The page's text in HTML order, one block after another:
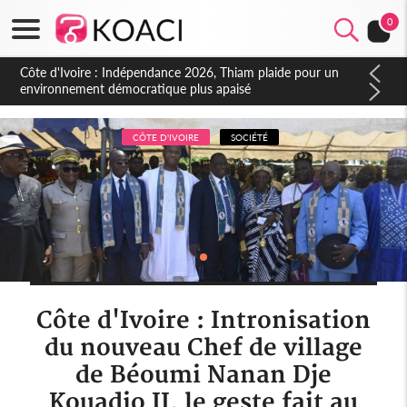
0
Côte d'Ivoire : Concours INFAS 2026, les convocations
seront disponibles à compter du samedi
CÔTE D'IVOIRE SOCIÉTÉ
Côte d'Ivoire : Intronisation
du nouveau Chef de village
de Béoumi Nanan Dje